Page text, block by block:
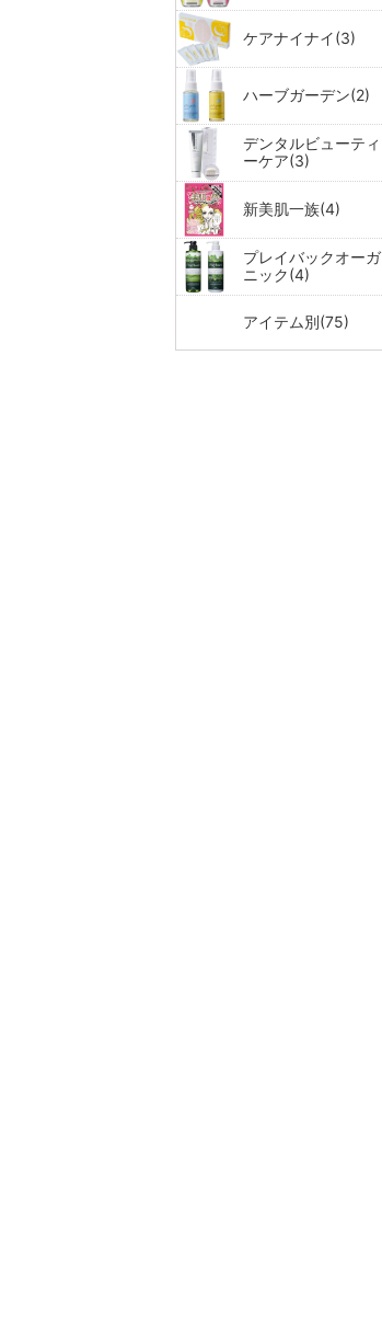
ケアナイナイ(3)
ハーブガーデン(2)
デンタルビューティ
ーケア(3)
新美肌一族(4)
プレイバックオーガ
ニック(4)
アイテム別(75)